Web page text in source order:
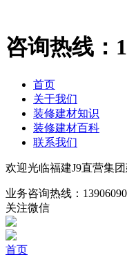
咨询热线：
首页
关于我们
装修建材知识
装修建材百科
联系我们
欢迎光临福建J9直营集
业务咨询热线：
关注微信
首页